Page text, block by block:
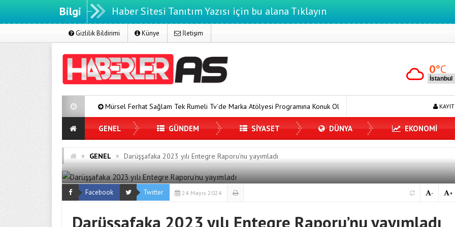
Bilgi Haber Sitesi Tanıtım Yazısı için bu alana Tıklayın
Gizlilik Bildirimi Künye İletişim
0°C
Mürsel Ferhat Sağlam Tek Rumeli Tv’de Marka Atölyesi Programına Konuk Oldu Dijitalleşme Ebelik Hizmetlerini Dönüştürüyor
GENEL GÜNDEM SİYASET DÜNYA EKONOMİ
» GENEL » Darüşşafaka 2023 yılı Entegre Raporu’nu yayımladı
Facebook Twitter 24 Mayıs 2024 +
-
Darüşşafaka 2023 yılı Entegre Raporu’nu yayımladı